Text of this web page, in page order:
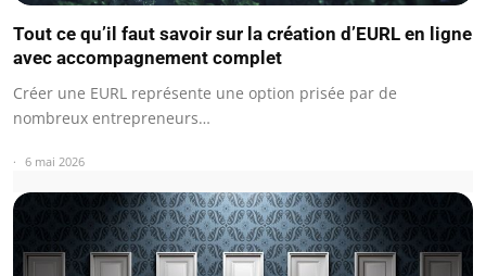
Tout ce qu’il faut savoir sur la création d’EURL en ligne
avec accompagnement complet
Créer une EURL représente une option prisée par de
nombreux entrepreneurs…
6 mai 2026